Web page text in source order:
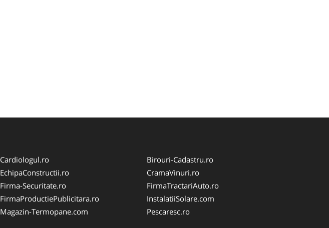
Cardiologul.ro
EchipaConstructii.ro
Firma-Securitate.ro
FirmaProductiePublicitara.ro
Magazin-Termopane.com
Birouri-Cadastru.ro
CramaVinuri.ro
FirmaTractariAuto.ro
InstalatiiSolare.com
Pescaresc.ro